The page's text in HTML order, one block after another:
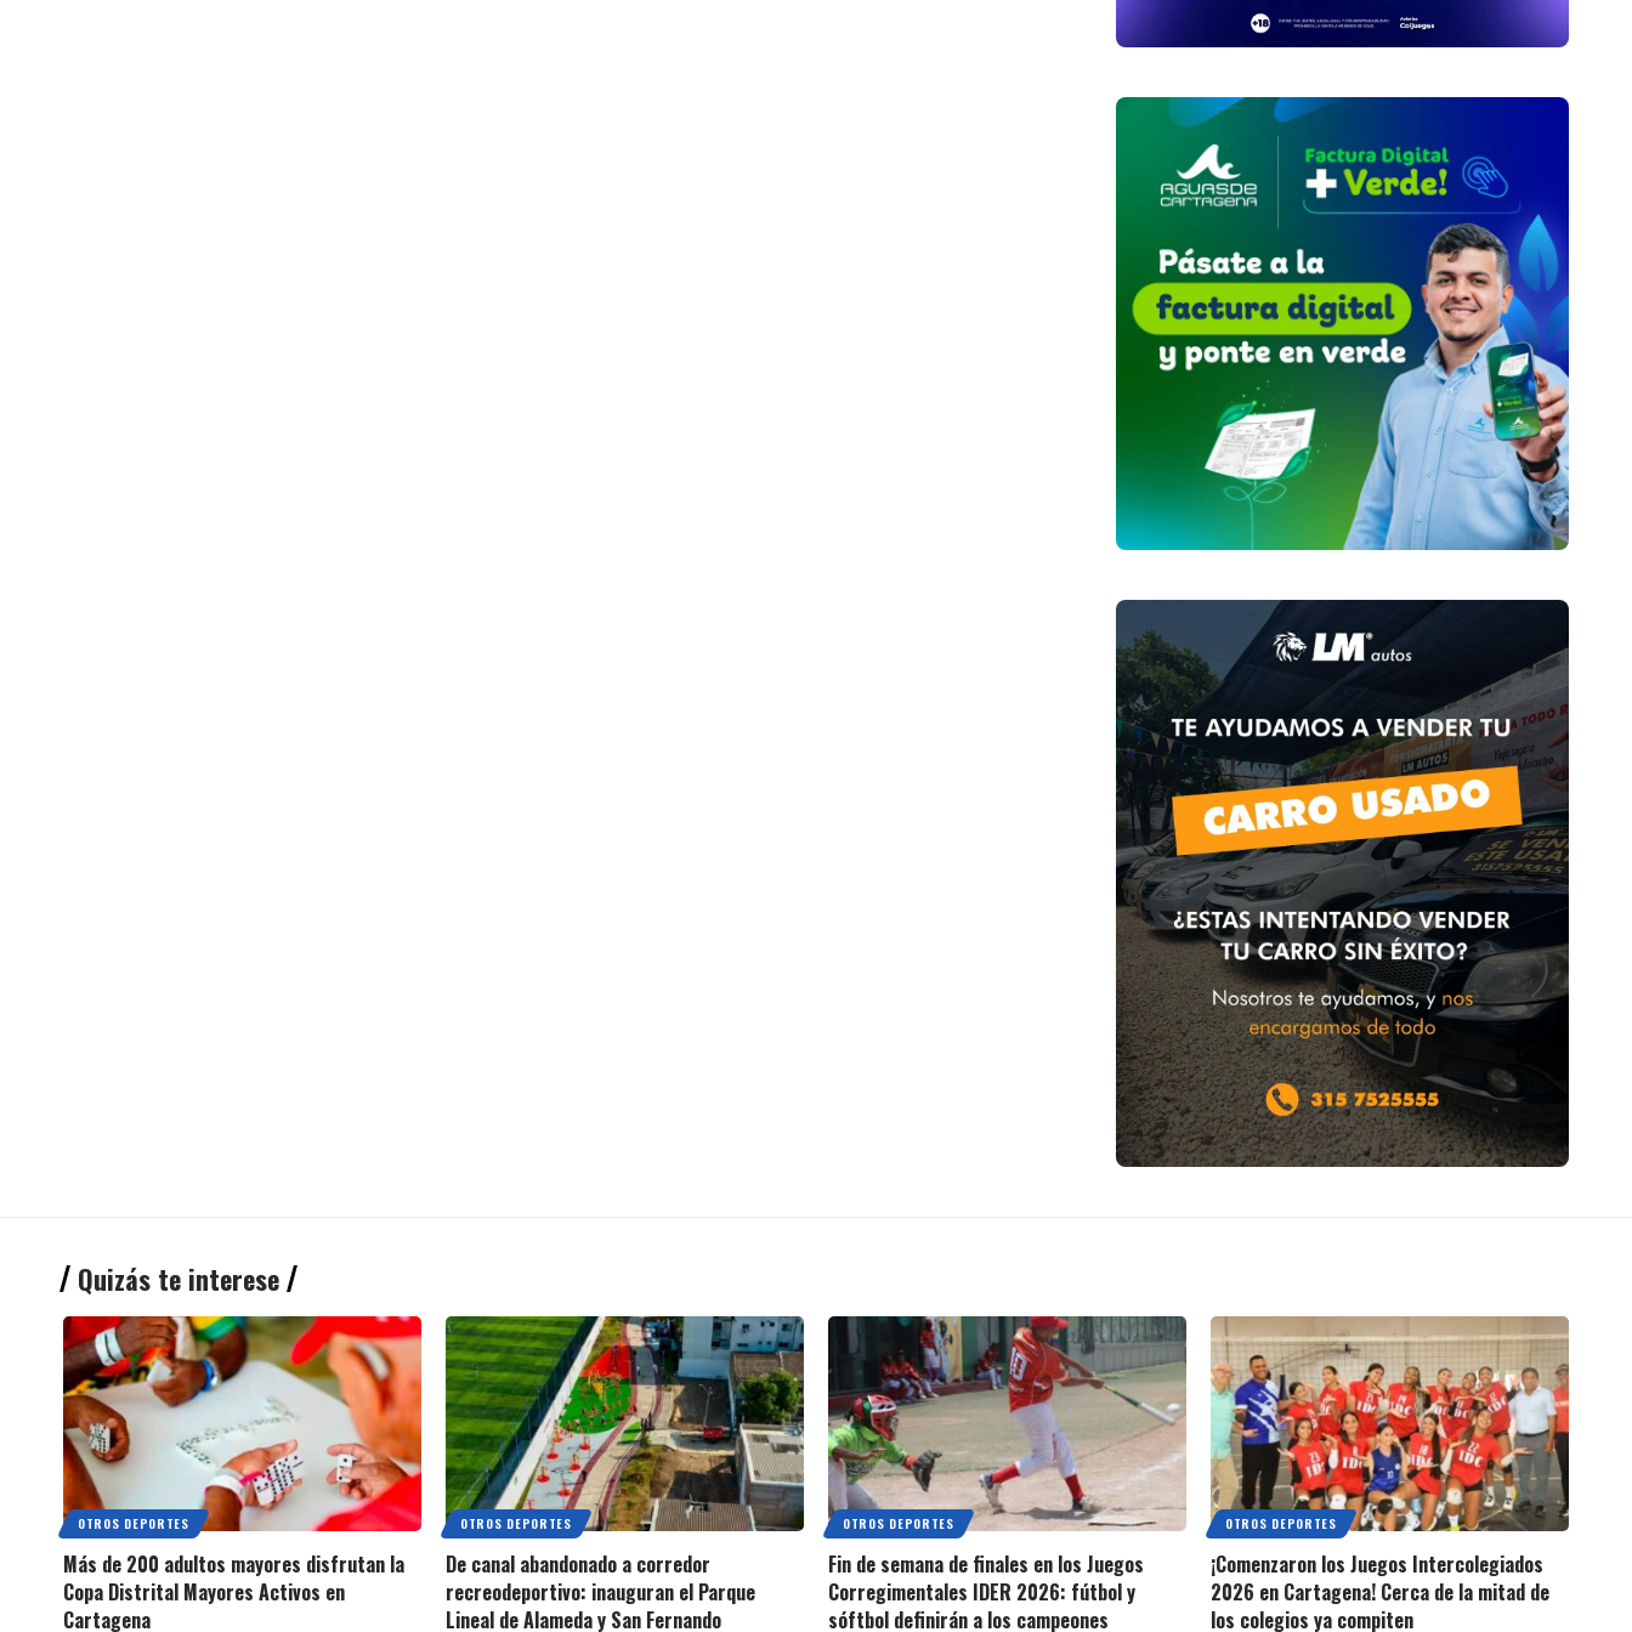
Quizás te interese
OTROS DEPORTES
Más de 200 adultos mayores disfrutan la
Copa Distrital Mayores Activos en
Cartagena
OTROS DEPORTES
De canal abandonado a corredor
recreodeportivo: inauguran el Parque
Lineal de Alameda y San Fernando
OTROS DEPORTES
Fin de semana de finales en los Juegos
Corregimentales IDER 2026: fútbol y
sóftbol definirán a los campeones
OTROS DEPORTES
¡Comenzaron los Juegos Intercolegiados
2026 en Cartagena! Cerca de la mitad de
los colegios ya compiten